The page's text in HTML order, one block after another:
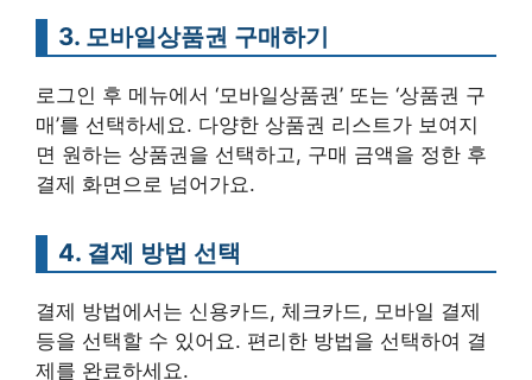
3. 모바일상품권 구매하기
로그인 후 메뉴에서 ‘모바일상품권’ 또는 ‘상품권 구
매’를 선택하세요. 다양한 상품권 리스트가 보여지
면 원하는 상품권을 선택하고, 구매 금액을 정한 후
결제 화면으로 넘어가요.
4. 결제 방법 선택
결제 방법에서는 신용카드, 체크카드, 모바일 결제
등을 선택할 수 있어요. 편리한 방법을 선택하여 결
제를 완료하세요.